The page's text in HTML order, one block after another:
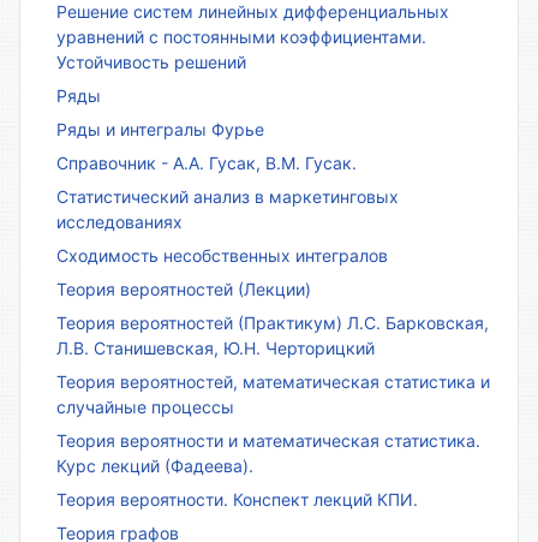
Решение систем линейных дифференциальных
уравнений с постоянными коэффициентами.
Устойчивость решений
Ряды
Ряды и интегралы Фурье
Справочник - А.А. Гусак, В.М. Гусак.
Статистический анализ в маркетинговых
исследованиях
Сходимость несобственных интегралов
Теория вероятностей (Лекции)
Теория вероятностей (Практикум) Л.С. Барковская,
Л.В. Станишевская, Ю.Н. Черторицкий
Теория вероятностей, математическая статистика и
случайные процессы
Теория вероятности и математическая статистика.
Курс лекций (Фадеева).
Теория вероятности. Конспект лекций КПИ.
Теория графов